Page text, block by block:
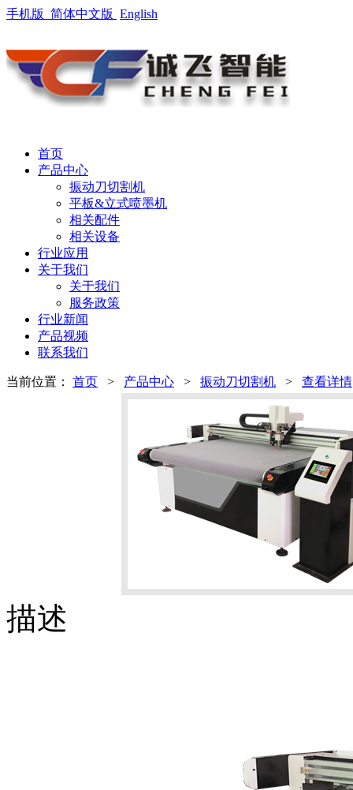
手机版 简体中文版 English
首页
产品中心
振动刀切割机
平板&立式喷墨机
相关配件
相关设备
行业应用
关于我们
关于我们
服务政策
行业新闻
产品视频
联系我们
当前位置： 首页 > 产品中心 > 振动刀切割机 > 查看详情
描述